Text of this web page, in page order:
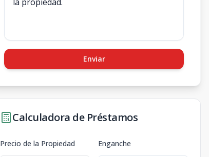
Enviar
Calculadora de Préstamos
Precio de la Propiedad Enganche